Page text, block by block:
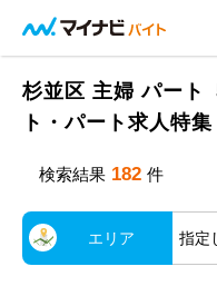
杉並区 主婦 パート
ト・パート求人特集
検索結果 182 件
エリア 指定